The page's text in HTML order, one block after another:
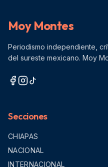
Moy Montes
Periodismo independiente,
del sureste mexicano. Moy
Secciones
CHIAPAS
NACIONAL
INTERNACIONAL